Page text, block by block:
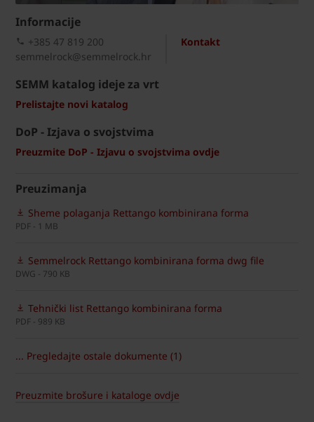
Informacije
Kontakt
+385 47 819 200​
semmelrock@semmelrock.hr
SEMM katalog ideje za vrt
Prelistajte novi katalog
DoP - Izjava o svojstvima
Preuzmite DoP - Izjavu o svojstvima ovdje
Preuzimanja
Sheme polaganja Rettango kombinirana forma
PDF - 1 MB
Semmelrock Rettango kombinirana forma dwg file
DWG - 790 KB
Tehnički list Rettango kombinirana forma
PDF - 989 KB
... Pregledajte ostale dokumente (1)
Preuzmite brošure i kataloge ovdje